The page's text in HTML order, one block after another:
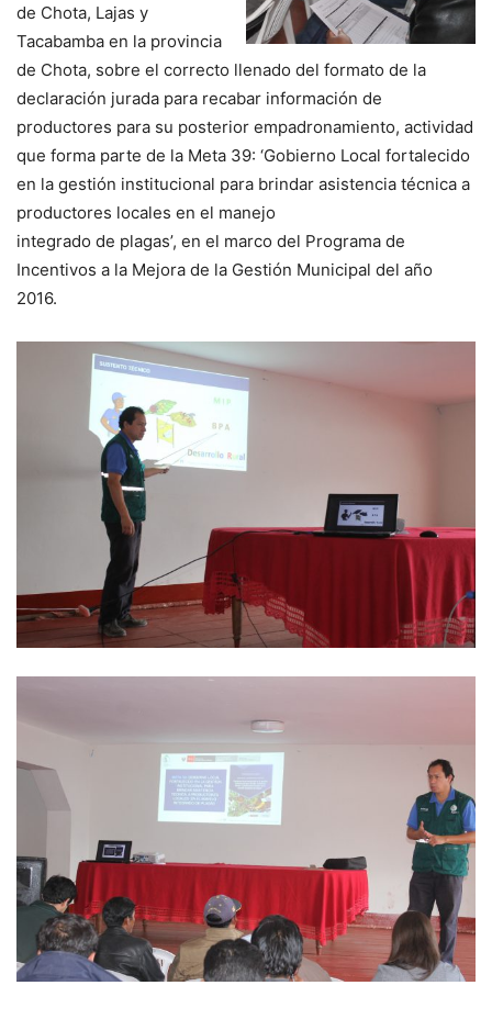
de Chota, Lajas y
Tacabamba en la provincia
de Chota, sobre el correcto llenado del formato de la
declaración jurada para recabar información de
productores para su posterior empadronamiento, actividad
que forma parte de la Meta 39: ‘Gobierno Local fortalecido
en la gestión institucional para brindar asistencia técnica a
productores locales en el manejo
integrado de plagas’, en el marco del Programa de
Incentivos a la Mejora de la Gestión Municipal del año
2016.